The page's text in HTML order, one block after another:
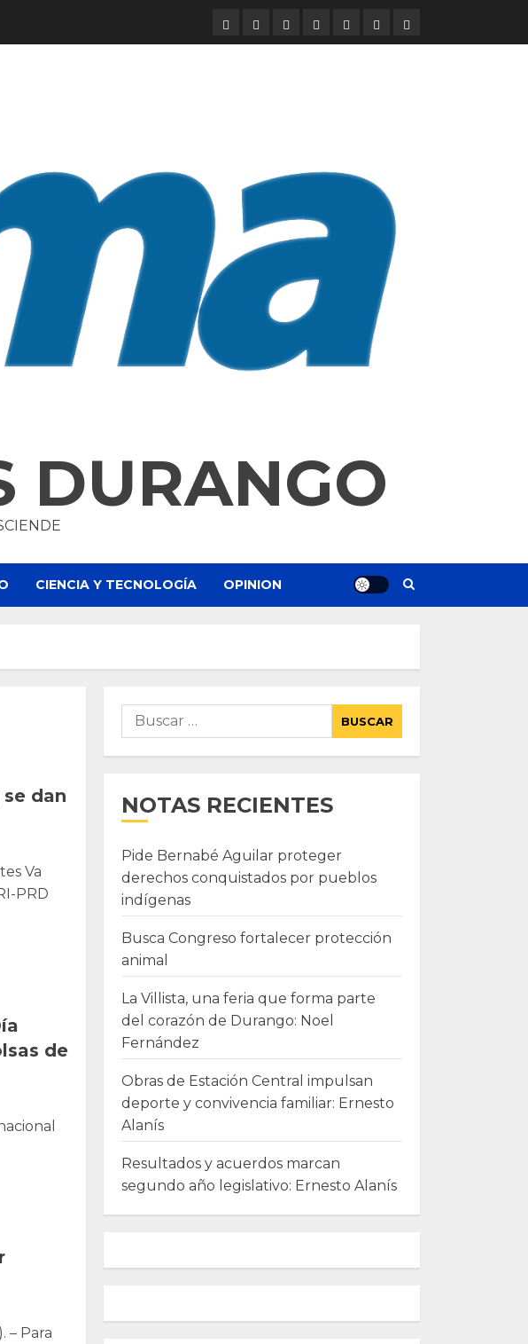
DURANGO
NACIONAL
INTERNACIONAL
DEPORTES
ENTRETENIMIENTO
CIENCIA
Y
OPINION
DURANGO
CIENCIA Y TECNOLOGÍA OPINION
dan
Va
PRD
de
– Para
Buscar:
NOTAS RECIENTES
Pide Bernabé Aguilar proteger
derechos conquistados por pueblos
indígenas
Busca Congreso fortalecer protección
animal
La Villista, una feria que forma parte
del corazón de Durango: Noel
Fernández
Obras de Estación Central impulsan
deporte y convivencia familiar: Ernesto
Alanís
Resultados y acuerdos marcan
segundo año legislativo: Ernesto Alanís